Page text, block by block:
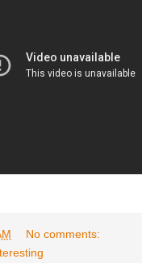
No comments: